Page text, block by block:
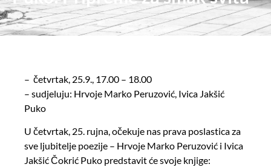
– četvrtak, 25.9., 17.00 – 18.00
– sudjeluju: Hrvoje Marko Peruzović, Ivica Jakšić
Puko
U četvrtak, 25. rujna, očekuje nas prava poslastica za
sve ljubitelje poezije – Hrvoje Marko Peruzović i Ivica
Jakšić Čokrić Puko predstavit će svoje knjige: